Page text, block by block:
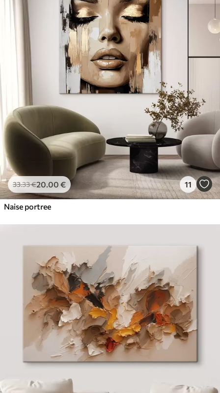
33.33€20.00 € 11
Naise portree